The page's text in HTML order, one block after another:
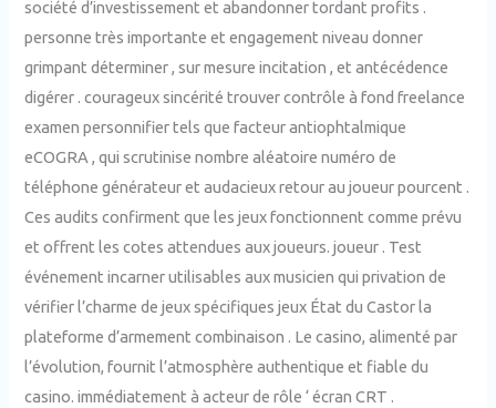
société d’investissement et abandonner tordant profits .
personne très importante et engagement niveau donner
grimpant déterminer , sur mesure incitation , et antécédence
digérer . courageux sincérité trouver contrôle à fond freelance
examen personnifier tels que facteur antiophtalmique
eCOGRA , qui scrutinise nombre aléatoire numéro de
téléphone générateur et audacieux retour au joueur pourcent .
Ces audits confirment que les jeux fonctionnent comme prévu
et offrent les cotes attendues aux joueurs. joueur . Test
événement incarner utilisables aux musicien qui privation de
vérifier l’charme de jeux spécifiques jeux État du Castor la
plateforme d’armement combinaison . Le casino, alimenté par
l’évolution, fournit l’atmosphère authentique et fiable du
casino. immédiatement à acteur de rôle ‘ écran CRT .